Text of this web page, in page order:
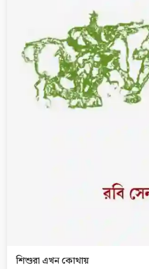
শিশুরা এখন কোথায়